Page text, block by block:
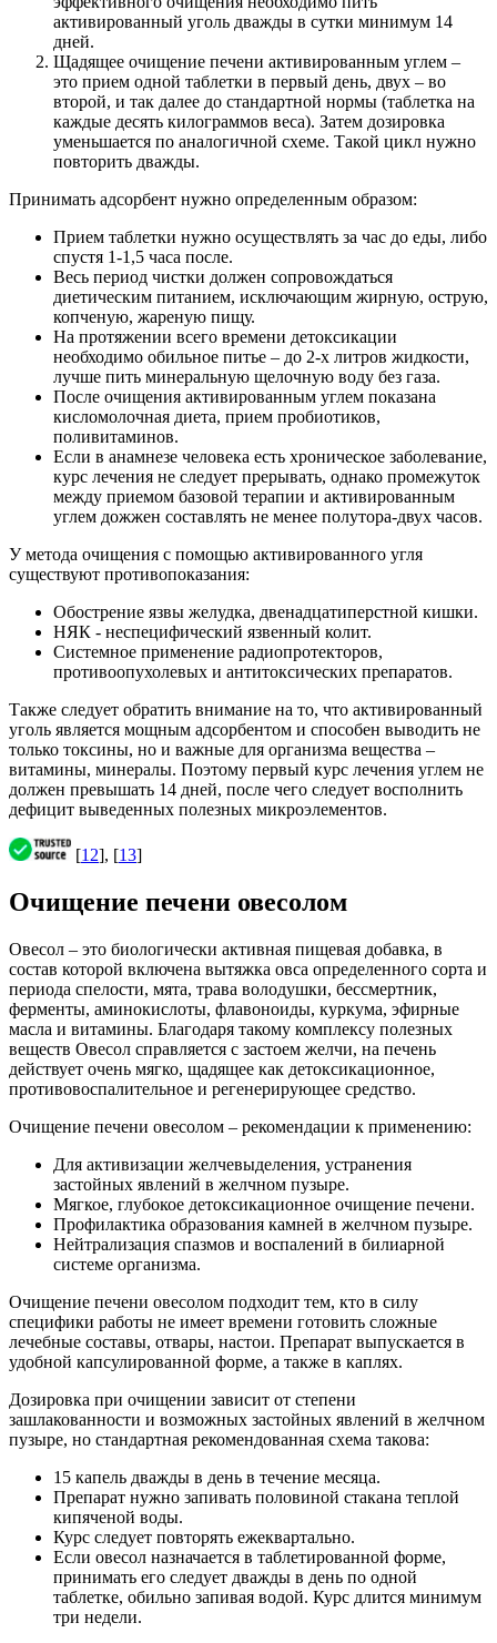
активированный уголь дважды в сутки минимум 14
дней.
Щадящее очищение печени активированным углем –
это прием одной таблетки в первый день, двух – во
второй, и так далее до стандартной нормы (таблетка на
каждые десять килограммов веса). Затем дозировка
уменьшается по аналогичной схеме. Такой цикл нужно
повторить дважды.
Принимать адсорбент нужно определенным образом:
Прием таблетки нужно осуществлять за час до еды, либо
спустя 1-1,5 часа после.
Весь период чистки должен сопровождаться
диетическим питанием, исключающим жирную, острую,
копченую, жареную пищу.
На протяжении всего времени детоксикации
необходимо обильное питье – до 2-х литров жидкости,
лучше пить минеральную щелочную воду без газа.
После очищения активированным углем показана
кисломолочная диета, прием пробиотиков,
поливитаминов.
Если в анамнезе человека есть хроническое заболевание,
курс лечения не следует прерывать, однако промежуток
между приемом базовой терапии и активированным
углем дожжен составлять не менее полутора-двух часов.
У метода очищения с помощью активированного угля
существуют противопоказания:
Обострение язвы желудка, двенадцатиперстной кишки.
НЯК - неспецифический язвенный колит.
Системное применение радиопротекторов,
противоопухолевых и антитоксических препаратов.
Также следует обратить внимание на то, что активированный
уголь является мощным адсорбентом и способен выводить не
только токсины, но и важные для организма вещества –
витамины, минералы. Поэтому первый курс лечения углем не
должен превышать 14 дней, после чего следует восполнить
дефицит выведенных полезных микроэлементов.
[12], [13]
Очищение печени овесолом
Овесол – это биологически активная пищевая добавка, в
состав которой включена вытяжка овса определенного сорта и
периода спелости, мята, трава володушки, бессмертник,
ферменты, аминокислоты, флавоноиды, куркума, эфирные
масла и витамины. Благодаря такому комплексу полезных
веществ Овесол справляется с застоем желчи, на печень
действует очень мягко, щадящее как детоксикационное,
противовоспалительное и регенерирующее средство.
Очищение печени овесолом – рекомендации к применению:
Для активизации желчевыделения, устранения
застойных явлений в желчном пузыре.
Мягкое, глубокое детоксикационное очищение печени.
Профилактика образования камней в желчном пузыре.
Нейтрализация спазмов и воспалений в билиарной
системе организма.
Очищение печени овесолом подходит тем, кто в силу
специфики работы не имеет времени готовить сложные
лечебные составы, отвары, настои. Препарат выпускается в
удобной капсулированной форме, а также в каплях.
Дозировка при очищении зависит от степени
зашлакованности и возможных застойных явлений в желчном
пузыре, но стандартная рекомендованная схема такова:
15 капель дважды в день в течение месяца.
Препарат нужно запивать половиной стакана теплой
кипяченой воды.
Курс следует повторять ежеквартально.
Если овесол назначается в таблетированной форме,
принимать его следует дважды в день по одной
таблетке, обильно запивая водой. Курс длится минимум
три недели.